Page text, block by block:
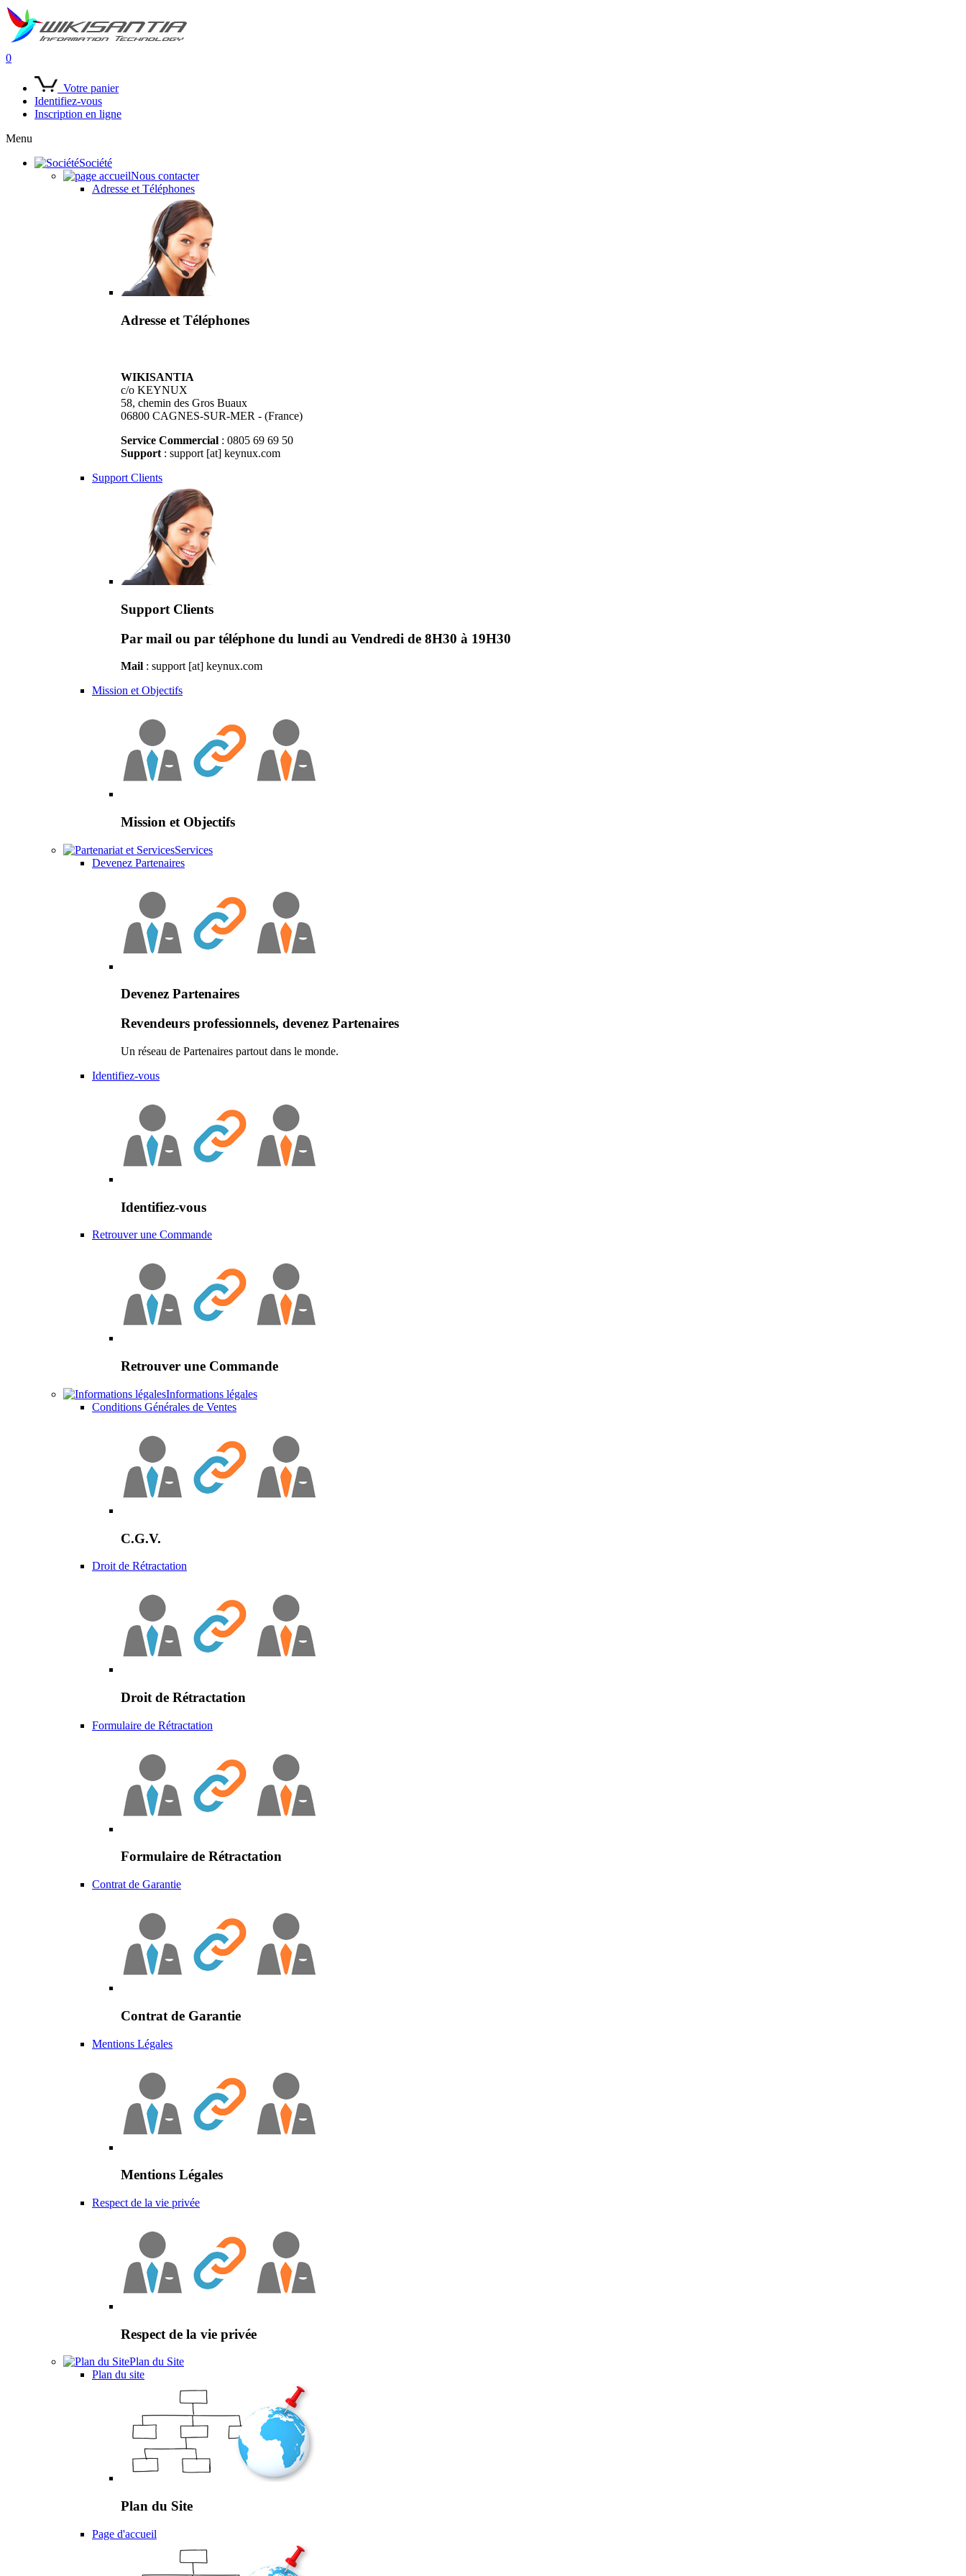
0
Votre panier
Identifiez-vous
Inscription en ligne
Menu
Société
Nous contacter
Adresse et Téléphones
Adresse et Téléphones
WIKISANTIA
c/o KEYNUX
58, chemin des Gros Buaux
06800 CAGNES-SUR-MER - (France)
Service Commercial : 0805 69 69 50
Support : support [at] keynux.com
Support Clients
Support Clients
Par mail ou par téléphone du lundi au Vendredi de 8H30 à 19H30
Mail : support [at] keynux.com
Mission et Objectifs
Mission et Objectifs
Services
Devenez Partenaires
Devenez Partenaires
Revendeurs professionnels, devenez Partenaires
Un réseau de Partenaires partout dans le monde.
Identifiez-vous
Identifiez-vous
Retrouver une Commande
Retrouver une Commande
Informations légales
Conditions Générales de Ventes
C.G.V.
Droit de Rétractation
Droit de Rétractation
Formulaire de Rétractation
Formulaire de Rétractation
Contrat de Garantie
Contrat de Garantie
Mentions Légales
Mentions Légales
Respect de la vie privée
Respect de la vie privée
Plan du Site
Plan du site
Plan du Site
Page d'accueil